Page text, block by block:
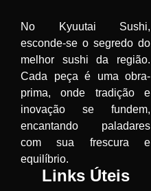
No Kyuutai Sushi,
esconde-se o segredo do
melhor sushi da região.
Cada peça é uma obra-
prima, onde tradição e
inovação se fundem,
encantando paladares
com sua frescura e
equilíbrio.
Links Úteis